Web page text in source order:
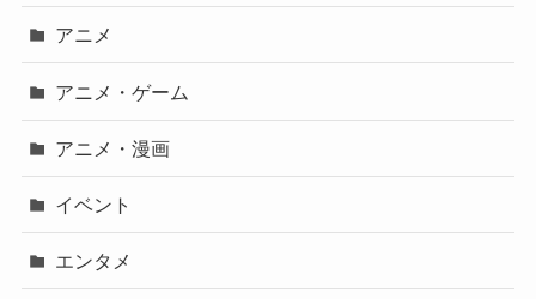
アニメ
アニメ・ゲーム
アニメ・漫画
イベント
エンタメ